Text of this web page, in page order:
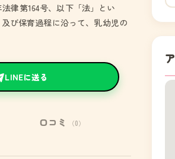
律第164号、以下「法」とい
び保育過程に沿って、乳幼児の
LINEに送る
口コミ （0）